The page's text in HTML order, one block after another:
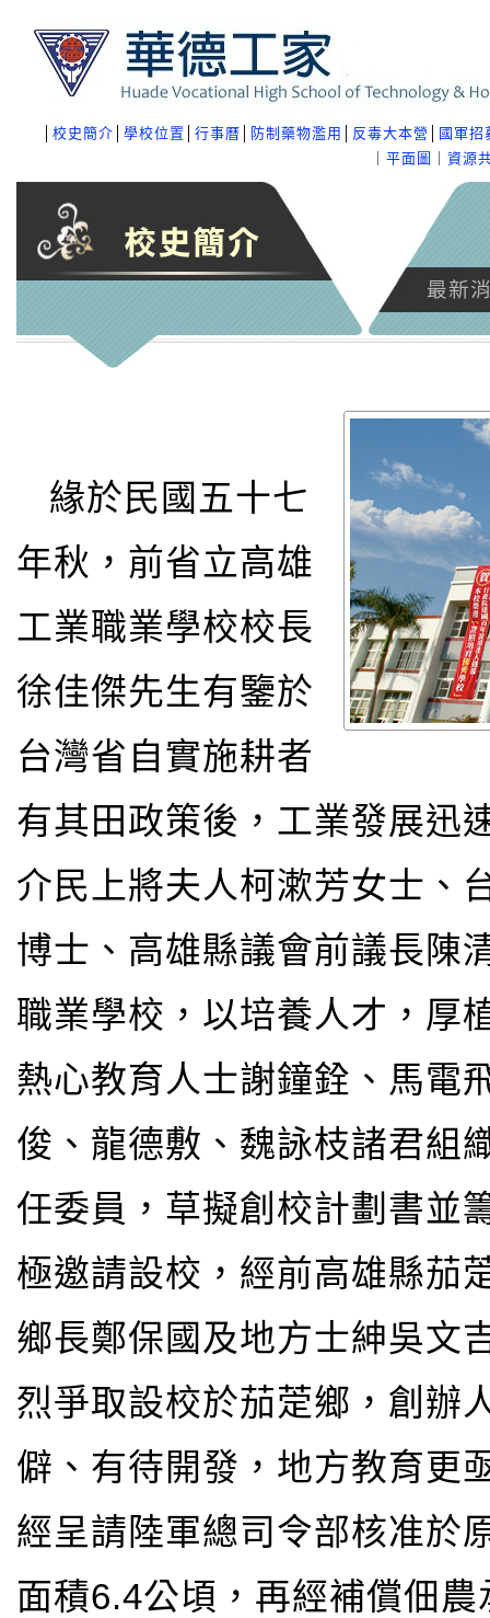
校史簡介 學校位置 行事曆 防制藥物濫用 反毒大本營
國軍招
平面圖 資源
最新
緣於民國五十七
年秋，前省立高雄
工業職業學校校長
徐佳傑先生有鑒於
台灣省自實施耕者
有其田政策後，工業發展迅
介民上將夫人柯漱芳女士、
博士、高雄縣議會前議長陳
職業學校，以培養人才，厚
熱心教育人士謝鐘銓、馬電
俊、龍德敷、魏詠枝諸君組
任委員，草擬創校計劃書並
極邀請設校，經前高雄縣茄
鄉長鄭保國及地方士紳吳文
烈爭取設校於茄萣鄉，創辦
僻、有待開發，地方教育更
經呈請陸軍總司令部核准於
面積6.4公頃，再經補償佃